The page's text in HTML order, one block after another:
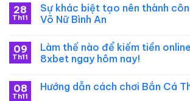
28
Th11
Sự khác biệt tạo nên thành
Võ Nữ Bình An
09
Th11
Làm thế nào để kiếm tiền
8xbet ngay hôm nay!
08
Th11
Hướng dẫn cách chơi Bắn Cá